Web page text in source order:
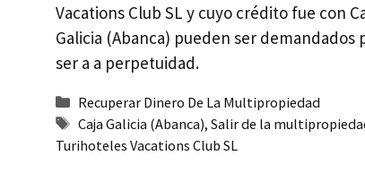
Vacations Club SL y cuyo crédito fue con
Galicia (Abanca) pueden ser demandados
ser a a perpetuidad.
Categorías
Recuperar Dinero De La Multipropiedad
Etiquetas
Caja Galicia (Abanca),Salir de la
Turihoteles Vacations Club SL